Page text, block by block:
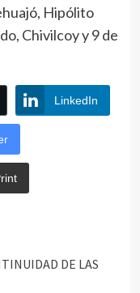
Hipólito
Chivilcoy y 9 de
LinkedIn
DE LAS